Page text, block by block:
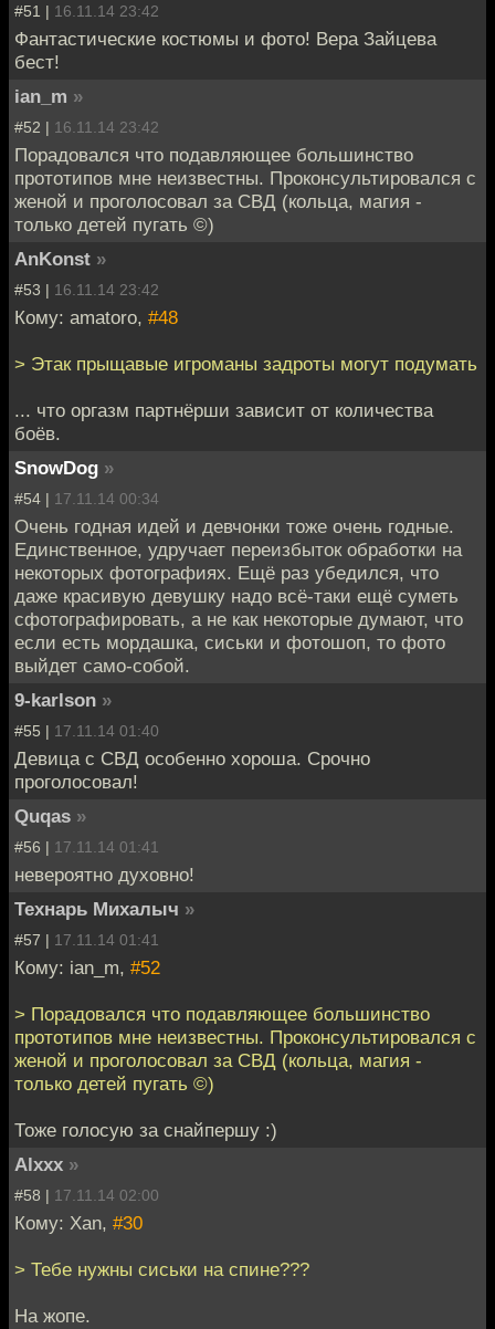
#51 | 16.11.14 23:42
Фантастические костюмы и фото! Вера Зайцева
бест!
ian_m »
#52 | 16.11.14 23:42
Порадовался что подавляющее большинство
прототипов мне неизвестны. Проконсультировался с
женой и проголосовал за СВД (кольца, магия -
только детей пугать ©)
AnKonst »
#53 | 16.11.14 23:42
Кому: amatoro, #48
> Этак прыщавые игроманы задроты могут подумать
... что оргазм партнёрши зависит от количества
боёв.
SnowDog »
#54 | 17.11.14 00:34
Очень годная идей и девчонки тоже очень годные.
Единственное, удручает переизбыток обработки на
некоторых фотографиях. Ещё раз убедился, что
даже красивую девушку надо всё-таки ещё суметь
сфотографировать, а не как некоторые думают, что
если есть мордашка, сиськи и фотошоп, то фото
выйдет само-собой.
9-karlson »
#55 | 17.11.14 01:40
Девица с СВД особенно хороша. Срочно
проголосовал!
Quqas »
#56 | 17.11.14 01:41
невероятно духовно!
Технарь Михалыч »
#57 | 17.11.14 01:41
Кому: ian_m, #52
> Порадовался что подавляющее большинство
прототипов мне неизвестны. Проконсультировался с
женой и проголосовал за СВД (кольца, магия -
только детей пугать ©)
Тоже голосую за снайпершу :)
Alxxx »
#58 | 17.11.14 02:00
Кому: Xan, #30
> Тебе нужны сиськи на спине???
На жопе.